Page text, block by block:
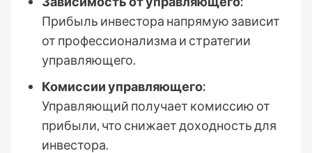
Прибыль инвестора напрямую зависит
от профессионализма и стратегии
управляющего.
Комиссии управляющего:
Управляющий получает комиссию от
прибыли, что снижает доходность для
инвестора.